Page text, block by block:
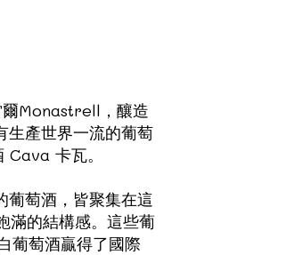
Monastrell，釀造
生產世界一流的葡萄
卡瓦。
萄酒，皆聚集在這
滿的結構感。這些葡
葡萄酒贏得了國際